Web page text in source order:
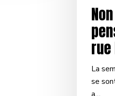
mars
2018
rue
La
se
a…